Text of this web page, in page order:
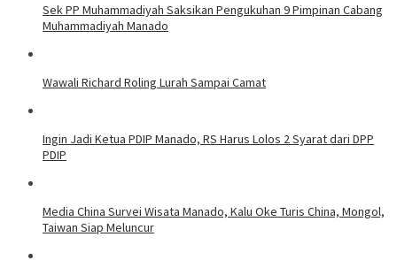
Sek PP Muhammadiyah Saksikan Pengukuhan 9 Pimpinan Cabang
Muhammadiyah Manado
Wawali Richard Roling Lurah Sampai Camat
Ingin Jadi Ketua PDIP Manado, RS Harus Lolos 2 Syarat dari DPP
PDIP
Media China Survei Wisata Manado, Kalu Oke Turis China, Mongol,
Taiwan Siap Meluncur